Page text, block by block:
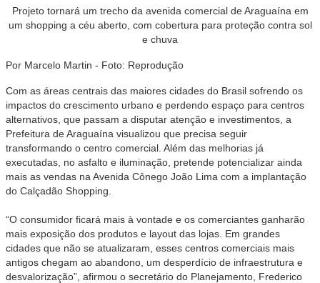
Projeto tornará um trecho da avenida comercial de Araguaína em
um shopping a céu aberto, com cobertura para proteção contra sol
e chuva
Por Marcelo Martin - Foto: Reprodução
Com as áreas centrais das maiores cidades do Brasil sofrendo os
impactos do crescimento urbano e perdendo espaço para centros
alternativos, que passam a disputar atenção e investimentos, a
Prefeitura de Araguaína visualizou que precisa seguir
transformando o centro comercial. Além das melhorias já
executadas, no asfalto e iluminação, pretende potencializar ainda
mais as vendas na Avenida Cônego João Lima com a implantação
do Calçadão Shopping.
“O consumidor ficará mais à vontade e os comerciantes ganharão
mais exposição dos produtos e layout das lojas. Em grandes
cidades que não se atualizaram, esses centros comerciais mais
antigos chegam ao abandono, um desperdício de infraestrutura e
desvalorização”, afirmou o secretário do Planejamento, Frederico